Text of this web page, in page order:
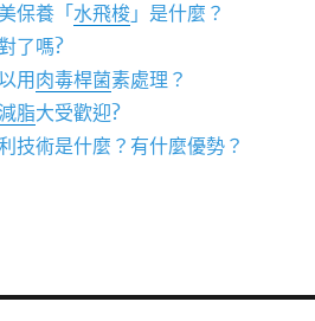
保養「水飛梭」是什麼？
了嗎?
用 肉毒桿菌素處理？
脂大受歡迎?
技術是什麼？有什麼優勢？